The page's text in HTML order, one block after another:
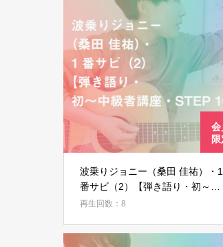
波乗りジョニー（桑田 佳祐）・1
番サビ（2）【弾き語り・初～中
級者講座・STEP 10】
再生回数：8